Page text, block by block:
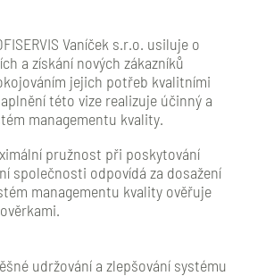
Vaníček s.r.o. usiluje o
a získání nových zákazníků
jejich potřeb kvalitními
této vize realizuje účinný a
managementu kvality.
pružnost při poskytování
společnosti odpovídá za dosažení
managementu kvality ověřuje
udržování a zlepšování systému